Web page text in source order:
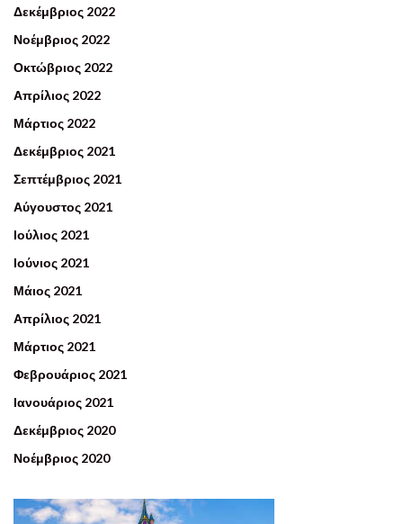
Δεκέμβριος 2022
Νοέμβριος 2022
Οκτώβριος 2022
Απρίλιος 2022
Μάρτιος 2022
Δεκέμβριος 2021
Σεπτέμβριος 2021
Αύγουστος 2021
Ιούλιος 2021
Ιούνιος 2021
Μάιος 2021
Απρίλιος 2021
Μάρτιος 2021
Φεβρουάριος 2021
Ιανουάριος 2021
Δεκέμβριος 2020
Νοέμβριος 2020